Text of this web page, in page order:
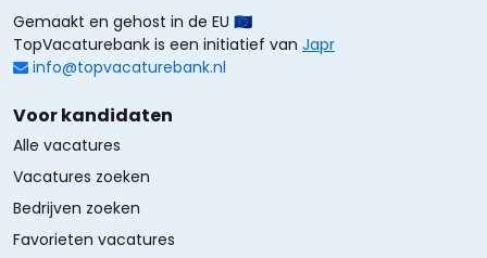
Gemaakt en gehost in de EU 🇪🇺
TopVacaturebank is een initiatief van Japr
info@topvacaturebank.nl
Voor kandidaten
Alle vacatures
Vacatures zoeken
Bedrijven zoeken
Favorieten vacatures